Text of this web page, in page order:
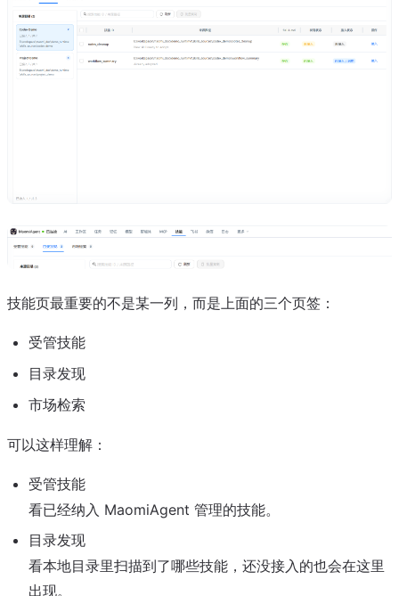
技能页最重要的不是某一列，而是上面的三个页签：
受管技能
目录发现
市场检索
可以这样理解：
受管技能
看已经纳入 MaomiAgent 管理的技能。
目录发现
看本地目录里扫描到了哪些技能，还没接入的也会在这里
出现。